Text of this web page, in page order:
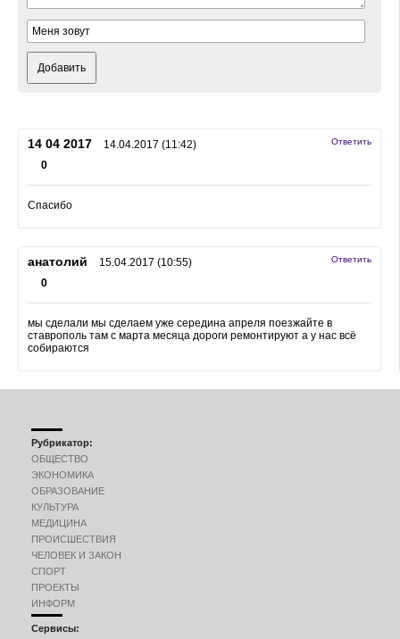
Добавить
Ответить
14 04 2017
14.04.2017 (11:42)
0
Спасибо
Ответить
анатолий
15.04.2017 (10:55)
0
мы сделали мы сделаем уже середина апреля поезжайте в
ставрополь там с марта месяца дороги ремонтируют а у нас всё
собираются
Рубрикатор:
ОБЩЕСТВО
ЭКОНОМИКА
ОБРАЗОВАНИЕ
КУЛЬТУРА
МЕДИЦИНА
ПРОИСШЕСТВИЯ
ЧЕЛОВЕК И ЗАКОН
СПОРТ
ПРОЕКТЫ
ИНФОРМ
Сервисы: